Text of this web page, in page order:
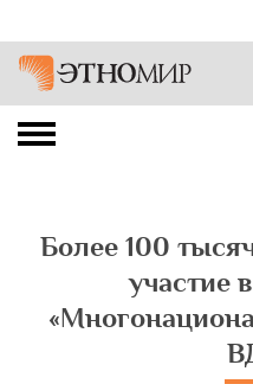
Более 100
участие